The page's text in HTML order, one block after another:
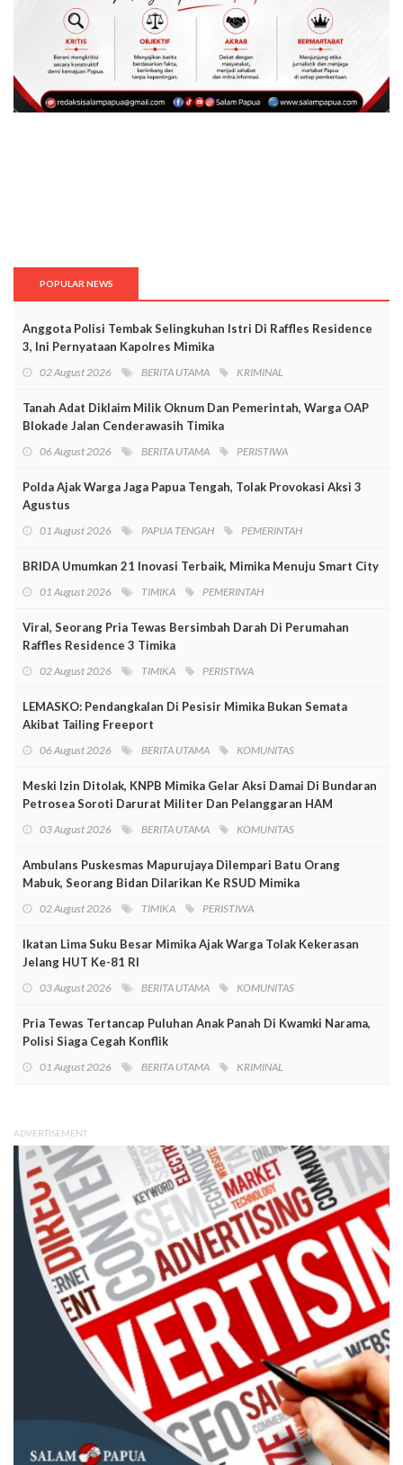
POPULAR NEWS
Anggota Polisi Tembak Selingkuhan Istri Di Raffles Residence
3, Ini Pernyataan Kapolres Mimika
02 August 2026 BERITA UTAMA KRIMINAL
Tanah Adat Diklaim Milik Oknum Dan Pemerintah, Warga OAP
Blokade Jalan Cenderawasih Timika
06 August 2026 BERITA UTAMA PERISTIWA
Polda Ajak Warga Jaga Papua Tengah, Tolak Provokasi Aksi 3
Agustus
01 August 2026 PAPUA TENGAH PEMERINTAH
BRIDA Umumkan 21 Inovasi Terbaik, Mimika Menuju Smart City
01 August 2026 TIMIKA PEMERINTAH
Viral, Seorang Pria Tewas Bersimbah Darah Di Perumahan
Raffles Residence 3 Timika
02 August 2026 TIMIKA PERISTIWA
LEMASKO: Pendangkalan Di Pesisir Mimika Bukan Semata
Akibat Tailing Freeport
06 August 2026 BERITA UTAMA KOMUNITAS
Meski Izin Ditolak, KNPB Mimika Gelar Aksi Damai Di Bundaran
Petrosea Soroti Darurat Militer Dan Pelanggaran HAM
03 August 2026 BERITA UTAMA KOMUNITAS
Ambulans Puskesmas Mapurujaya Dilempari Batu Orang
Mabuk, Seorang Bidan Dilarikan Ke RSUD Mimika
02 August 2026 TIMIKA PERISTIWA
Ikatan Lima Suku Besar Mimika Ajak Warga Tolak Kekerasan
Jelang HUT Ke-81 RI
03 August 2026 BERITA UTAMA KOMUNITAS
Pria Tewas Tertancap Puluhan Anak Panah Di Kwamki Narama,
Polisi Siaga Cegah Konflik
01 August 2026 BERITA UTAMA KRIMINAL
ADVERTISEMENT